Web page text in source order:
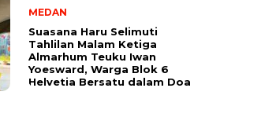
MEDAN
Suasana Haru Selimuti
Tahlilan Malam Ketiga
Almarhum Teuku Iwan
Yoesward, Warga Blok 6
Helvetia Bersatu dalam Doa